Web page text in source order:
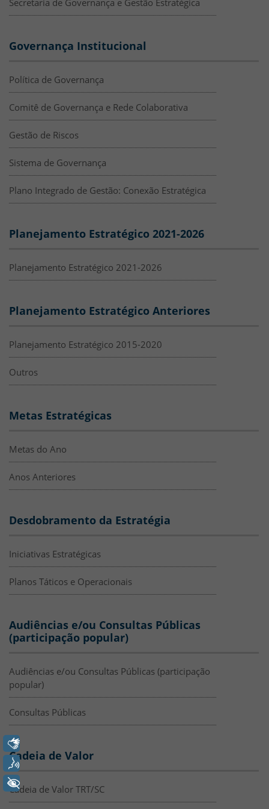
Secretaria de Governança e Gestão Estratégica
Governança Institucional
Política de Governança
Comitê de Governança e Rede Colaborativa
Gestão de Riscos
Sistema de Governança
Plano Integrado de Gestão: Conexão Estratégica
Planejamento Estratégico 2021-2026
Planejamento Estratégico 2021-2026
Planejamento Estratégico Anteriores
Planejamento Estratégico 2015-2020
Outros
Metas Estratégicas
Metas do Ano
Anos Anteriores
Desdobramento da Estratégia
Iniciativas Estratégicas
Planos Táticos e Operacionais
Audiências e/ou Consultas Públicas
(participação popular)
Audiências e/ou Consultas Públicas (participação
popular)
Consultas Públicas
Cadeia de Valor
Cadeia de Valor TRT/SC
Voz
+ Acessibilidade